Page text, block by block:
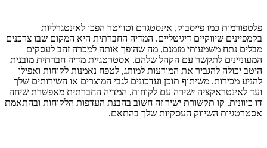
פלטפורמות כמו פייסבוק, אינסטגרם וטוויטר הפכו לאינטגרליות
בקמפיינים שיווקיים דיגיטליים. המדיה החברתית היא המקום שבו צרכנים
מבלים נתח משמעותי מזמנם, מה שהופך אותה למכרה זהב לעסקים
המעוניינים לתקשר עם הקהל שלהם. אסטרטגיית מדיה חברתית מובנית
היטב יכולה להגביר את המודעות למותג, לטפח נאמנות לקוחות ואפילו
להניע מכירות. משיתוף תוכן ועדכונים לגבי המוצרים או השירותים שלך
ועד לאינטראקציה ישירה עם לקוחות, המדיה החברתית מאפשרת שיחה
דו כיוונית. קו תקשורת ישיר זה חשוב בהבנת העדפות הלקוחות ובהתאמת
אסטרטגיות השיווק העסקיות שלך בהתאם.